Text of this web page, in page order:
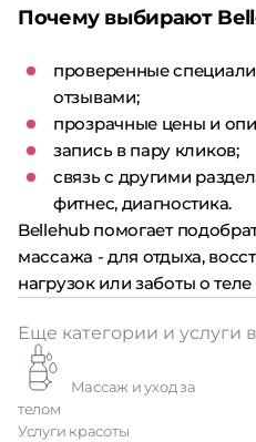
Почему выбирают
проверенные
отзывами;
прозрачные цены и
запись в пару кликов;
связь с другими
фитнес, диагностика.
Bellehub помогает
массажа - для отдыха,
нагрузок или заботы о
Еще категории и услуги
телом
Услуги красоты